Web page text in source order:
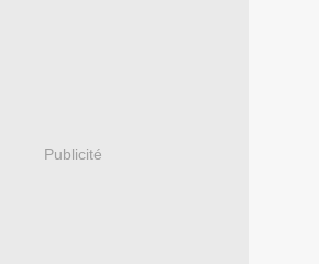
Publicité